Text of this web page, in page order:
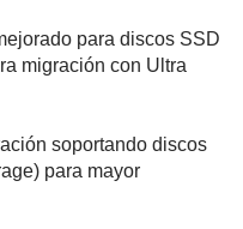
para discos SSD
migración con Ultra
soportando discos
para mayor